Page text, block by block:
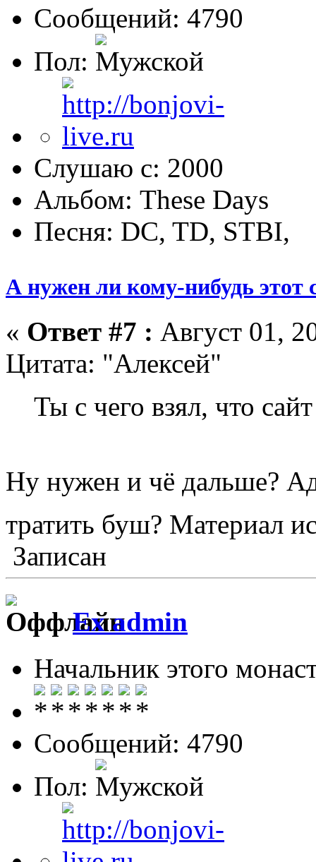
Сообщений: 4790
Пол:
Слушаю с: 2000
Альбом: These Days
Песня: DC, TD, STBI,
А нужен ли кому-нибудь этот
« Ответ #7 : Август 01,
Цитата: "Алексей"
Ты с чего взял, что
Ну нужен и чё дальше?
тратить буш? Материал
Записан
Ex admin
Начальник этого
Сообщений: 4790
Пол: